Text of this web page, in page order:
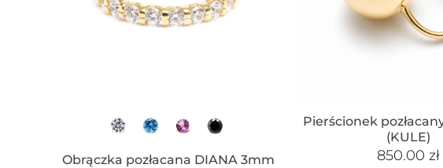
Obrączka pozłacana DIANA 3mm
Pierścionek
(KULE)
850.00zł